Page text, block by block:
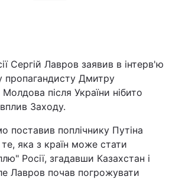
Сергій Лавров заявив в інтерв'ю
пропагандисту Дмитру
після України нібито
Заходу.
поставив поплічнику Путіна
яка з країн може стати
Росії, згадавши Казахстан і
Лавров почав погрожувати